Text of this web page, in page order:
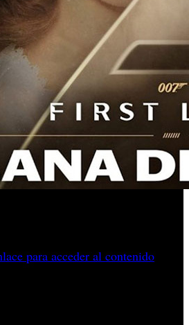
para acceder al contenido